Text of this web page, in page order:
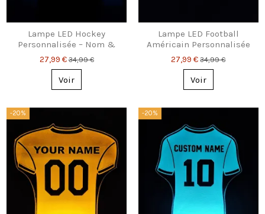
Lampe LED Hockey
Personnalisée – Nom &
Numéro Gravés
27,99 €34,99 €
Voir
Lampe LED Football
Américain Personnalisée
– Nom & Numéro
27,99 €34,99 €
Voir
-20% -20%